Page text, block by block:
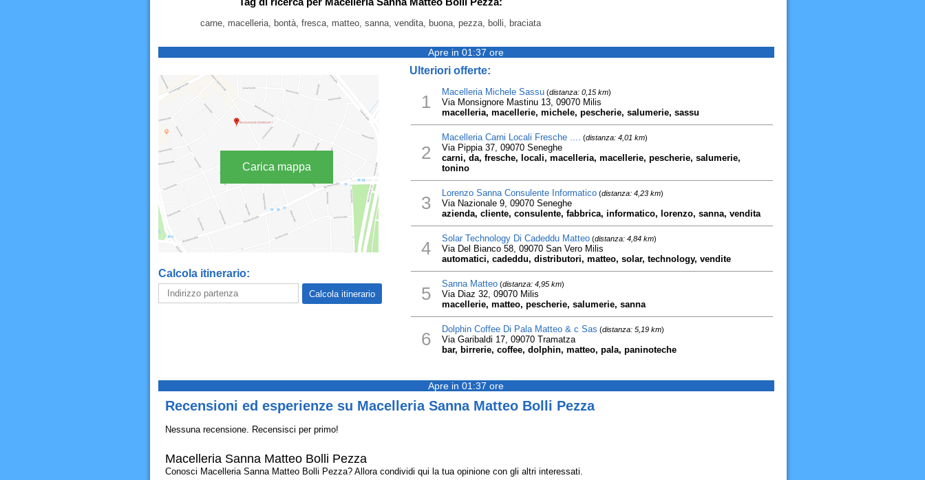
carne, macelleria, bontà, fresca, matteo, sanna, vendita, buona, pezza, bolli, braciata
Apre in 01:37 ore
Carica mappa
Calcola itinerario:
Ulteriori offerte:
1 Macelleria Michele Sassu(distanza: 0,15 km)
Via Monsignore Mastinu 13, 09070 Milis
macelleria, macellerie, michele, pescherie, salumerie, sassu
2
Macelleria Carni Locali Fresche .... (distanza: 4,01 km)
Via Pippia 37, 09070 Seneghe
carni, da, fresche, locali, macelleria, macellerie, pescherie, salumerie,
tonino
3 Lorenzo Sanna Consulente Informatico(distanza: 4,23 km)
Via Nazionale 9, 09070 Seneghe
azienda, cliente, consulente, fabbrica, informatico, lorenzo, sanna, vendita
4 Solar Technology Di Cadeddu Matteo(distanza: 4,84 km)
Via Del Bianco 58, 09070 San Vero Milis
automatici, cadeddu, distributori, matteo, solar, technology, vendite
5 Sanna Matteo(distanza: 4,95 km)
Via Diaz 32, 09070 Milis
macellerie, matteo, pescherie, salumerie, sanna
6 Dolphin Coffee Di Pala Matteo & c Sas (distanza: 5,19 km)
Via Garibaldi 17, 09070 Tramatza
bar, birrerie, coffee, dolphin, matteo, pala, paninoteche
Apre in 01:37 ore
Recensioni ed esperienze su Macelleria Sanna Matteo Bolli Pezza
Nessuna recensione. Recensisci per primo!
Macelleria Sanna Matteo Bolli Pezza
Conosci Macelleria Sanna Matteo Bolli Pezza? Allora condividi qui la tua opinione con gli altri interessati.